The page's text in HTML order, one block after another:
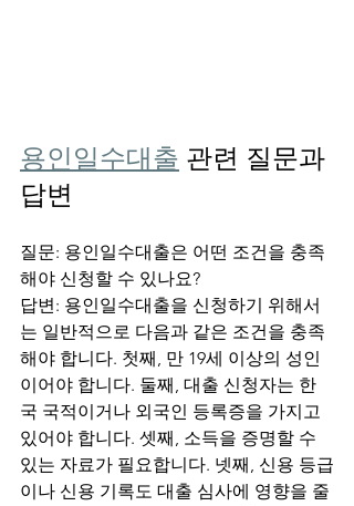
용인일수대출 관련 질문과
답변
질문: 용인일수대출은 어떤 조건을 충족
해야 신청할 수 있나요?
답변: 용인일수대출을 신청하기 위해서
는 일반적으로 다음과 같은 조건을 충족
해야 합니다. 첫째, 만 19세 이상의 성인
이어야 합니다. 둘째, 대출 신청자는 한
국 국적이거나 외국인 등록증을 가지고
있어야 합니다. 셋째, 소득을 증명할 수
있는 자료가 필요합니다. 넷째, 신용 등급
이나 신용 기록도 대출 심사에 영향을 줄